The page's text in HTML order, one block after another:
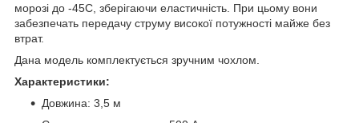
морозі до -45С, зберігаючи еластичність. При цьому вони
забезпечать передачу струму високої потужності майже без
втрат.
Дана модель комплектується зручним чохлом.
Характеристики:
Довжина: 3,5 м